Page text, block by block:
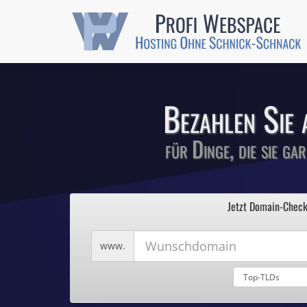
Günstige
Comodo-
Bezahlen
für Dinge, die sie
Profi
Hosting ohne
Domains für
2
3
5
Jetzt Domain-
Wunschdomain
www.